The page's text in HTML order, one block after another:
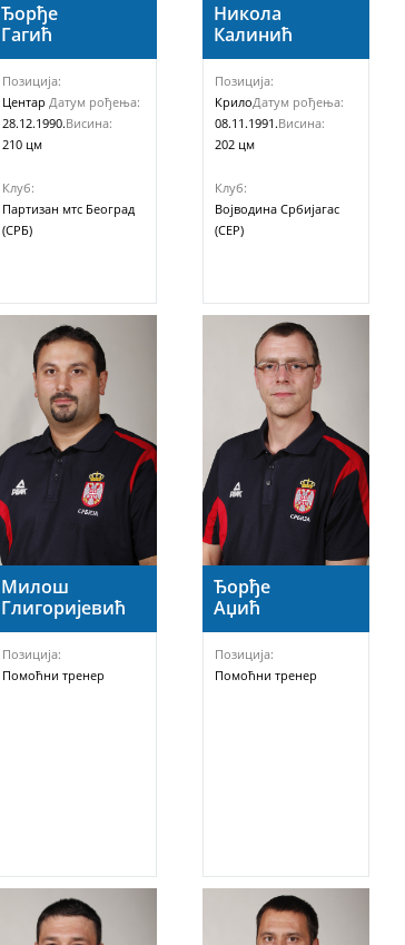
Ђорђе
Гагић
Позиција:
ЦентарДатум рођења:
28.12.1990.Висина:
210 цм
Клуб:
Партизан мтс Београд
(СРБ)
Никола
Калинић
Позиција:
КрилоДатум рођења:
08.11.1991.Висина:
202 цм
Клуб:
Војводина Србијагас
(СЕР)
Милош
Глигоријевић
Позиција:
Помоћни тренер
Ђорђе
Аџић
Позиција:
Помоћни тренер